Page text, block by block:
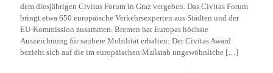
dem diesjährigen Civitas Forum in Graz vergeben. Das Civitas Forum
bringt etwa 650 europäische Verkehrsexperten aus Städten und der
EU-Kommission zusammen. Bremen hat Europas höchste
Auszeichnung für saubere Mobilität erhalten: Der Civitas Award
bezieht sich auf die im europäischen Maßstab ungewöhnliche […]